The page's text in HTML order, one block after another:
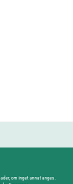
om inget annat anges.